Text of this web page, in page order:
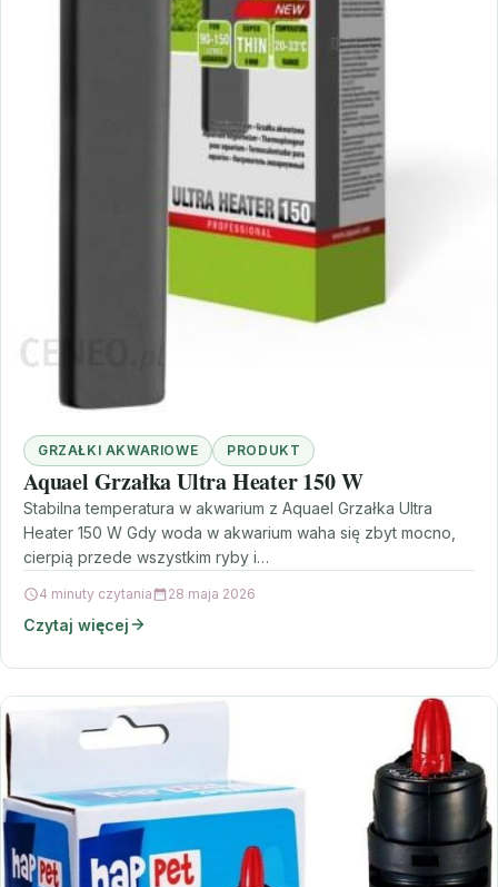
GRZAŁKI AKWARIOWE PRODUKT
Aquael Grzałka Ultra Heater 150 W
Stabilna temperatura w akwarium z Aquael Grzałka Ultra
Heater 150 W Gdy woda w akwarium waha się zbyt mocno,
cierpią przede wszystkim ryby i…
4 minuty czytania 28 maja 2026
Czytaj więcej